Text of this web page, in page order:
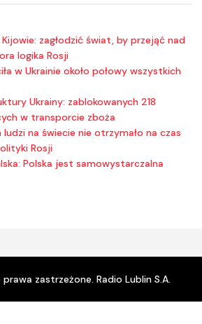
zagłodzić świat, by przejąć nad
logika Rosji
w Ukrainie około połowy wszystkich
Ukrainy: zablokowanych 218
w transporcie zboża
ludzi na świecie nie otrzymało na czas
Rosji
Polska jest samowystarczalna
zastrzeżone. Radio Lublin S.A.